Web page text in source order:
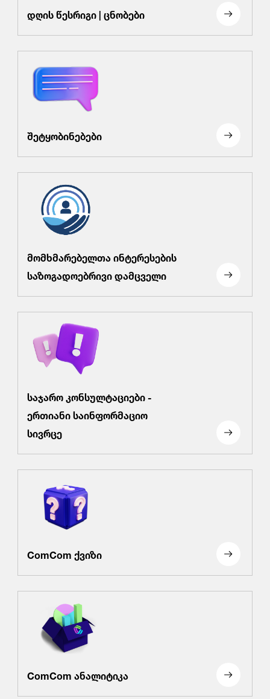
დღის წესრიგი | ცნობები
შეტყობინებები
მომხმარებელთა ინტერესების
საზოგადოებრივი დამცველი
საჯარო კონსულტაციები -
ერთიანი საინფორმაციო
სივრცე
ComCom ქვიზი
ComCom ანალიტიკა